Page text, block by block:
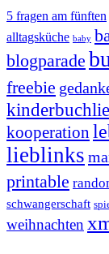
5 fragen am fünften
alltagsküche baby
blogparade
freebie
kooperation
lieblinks
printable
schwangerschaft
weihnachten